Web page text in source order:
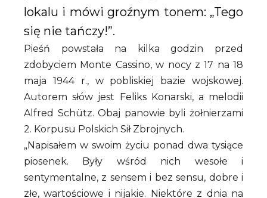
lokalu i mówi groźnym tonem: „Tego
się nie tańczy!”.
Pieśń powstała na kilka godzin przed
zdobyciem Monte Cassino, w nocy z 17 na 18
maja 1944 r., w pobliskiej bazie wojskowej.
Autorem słów jest Feliks Konarski, a melodii
Alfred Schütz. Obaj panowie byli żołnierzami
2. Korpusu Polskich Sił Zbrojnych.
„Napisałem w swoim życiu ponad dwa tysiące
piosenek. Były wśród nich wesołe i
sentymentalne, z sensem i bez sensu, dobre i
złe, wartościowe i nijakie. Niektóre z dnia na